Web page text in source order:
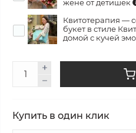
жене от детишек
Квитотерапия —
букет в стиле
домой с кучей
Купить в один клик